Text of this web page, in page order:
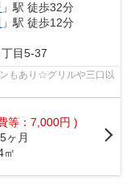
」駅 徒歩32分
」駅 徒歩12分
丁目5-37
もあり☆グリルや三口以
等：7,000円 )
ヶ月
㎡